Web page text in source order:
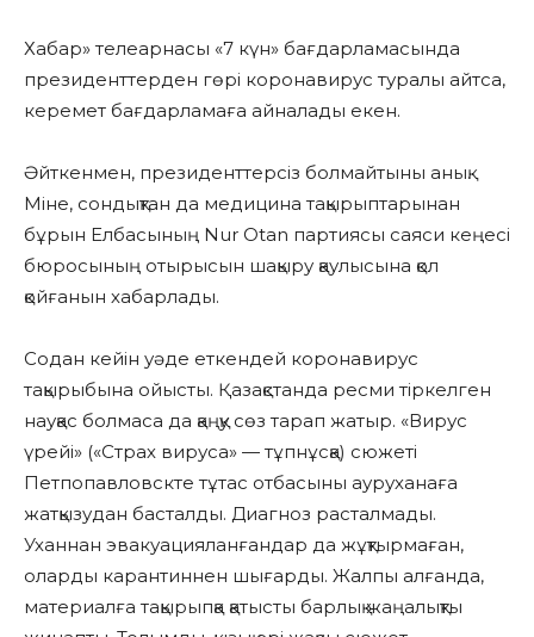
Хабар» телеарнасы «7 күн» бағдарламасында
президенттерден гөрі коронавирус туралы айтса,
керемет бағдарламаға айналады екен.
Әйткенмен, президенттерсіз болмайтыны анық.
Міне, сондықтан да медицина тақырыптарынан
бұрын Елбасының Nur Otan партиясы саяси кеңесі
бюросының отырысын шақыру қаулысына қол
қойғанын хабарлады.
Содан кейін уәде еткендей коронавирус
тақырыбына ойысты. Қазақстанда ресми тіркелген
науқас болмаса да қаңқу сөз тарап жатыр. «Вирус
үрейі» («Страх вируса» — тұпнұсқа) сюжеті
Петпопавловскте тұтас отбасыны ауруханаға
жатқызудан басталды. Диагноз расталмады.
Уханнан эвакуацияланғандар да жұқтырмаған,
оларды карантиннен шығарды. Жалпы алғанда,
материалға тақырыпқа қатысты барлық жаңалықты